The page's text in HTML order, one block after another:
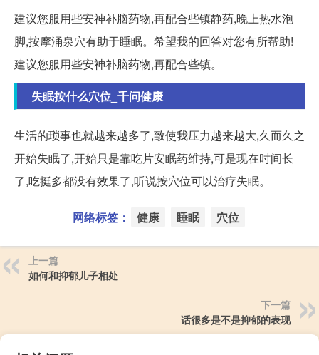
建议您服用些安神补脑药物,再配合些镇静药,晚上热水泡
脚,按摩涌泉穴有助于睡眠。希望我的回答对您有所帮助!
建议您服用些安神补脑药物,再配合些镇。
失眠按什么穴位_千问健康
生活的琐事也就越来越多了,致使我压力越来越大,久而久之
开始失眠了,开始只是靠吃片安眠药维持,可是现在时间长
了,吃挺多都没有效果了,听说按穴位可以治疗失眠。
网络标签： 健康 睡眠 穴位
上一篇
如何和抑郁儿子相处
下一篇
话很多是不是抑郁的表现